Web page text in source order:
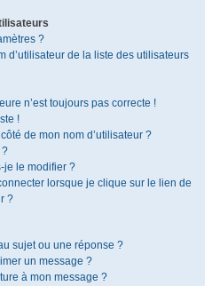
?
d’utilisateur de la liste des utilisateurs
n’est toujours pas correcte !
!
de mon nom d’utilisateur ?
?
je le modifier ?
lorsque je clique sur le lien de
?
sujet ou une réponse ?
un message ?
à mon message ?